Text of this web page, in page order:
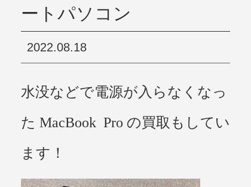
ートパソコン
2022.08.18
水没などで電源が入らなくなっ
た MacBook Pro の買取もしてい
ます！